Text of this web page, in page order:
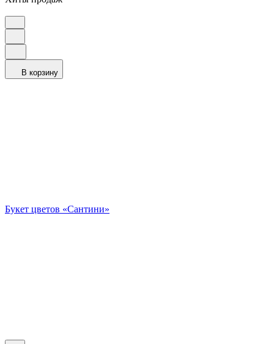
В корзину
Букет цветов «Сантини»